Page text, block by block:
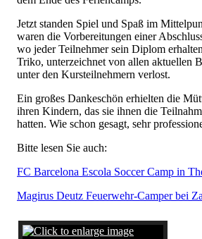
Jetzt standen Spiel und Spaß im
waren die Vorbereitungen einer
wo jeder Teilnehmer sein Diplom
Triko, unterzeichnet von allen aktuellen
unter den Kursteilnehmern verlost.
Ein großes Dankeschön erhielten die
ihren Kindern, das sie ihnen die
hatten. Wie schon gesagt, sehr
Bitte lesen Sie auch:
FC Barcelona Escola Soccer Camp in
Magirus Deutz Feuerwehr-Camper bei